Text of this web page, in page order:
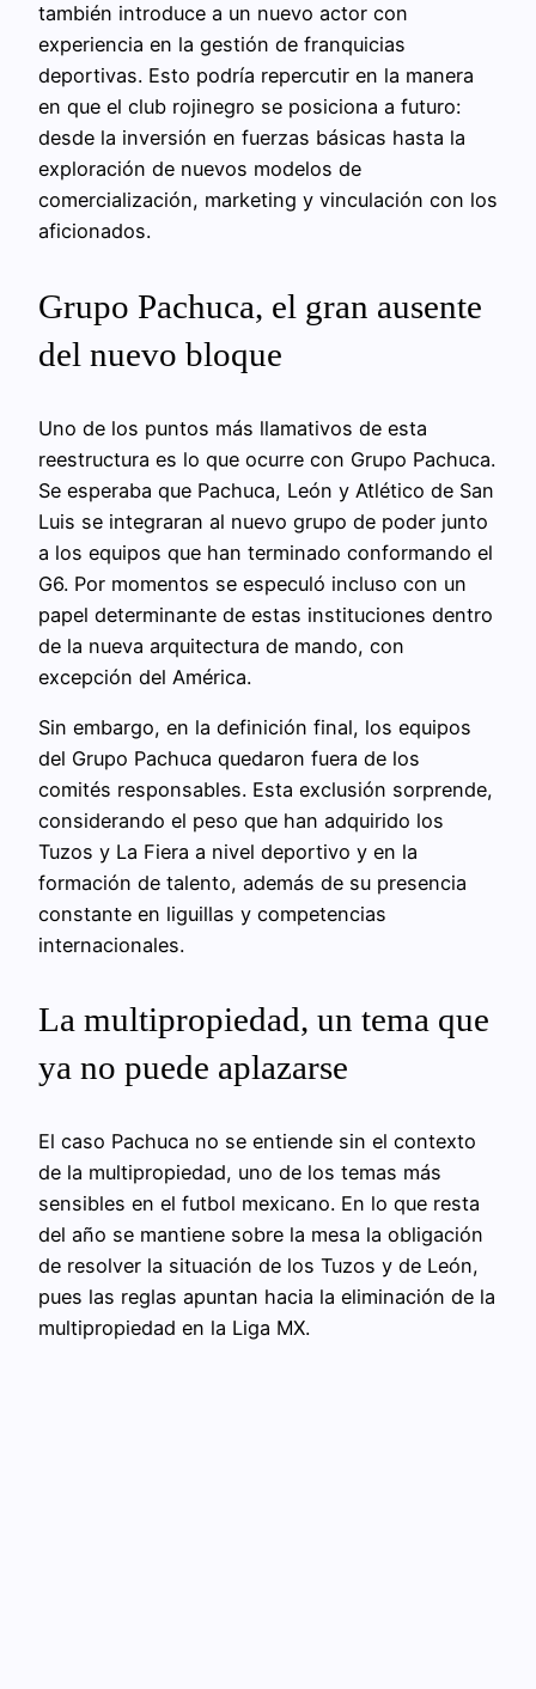
también introduce a un nuevo actor con
experiencia en la gestión de franquicias
deportivas. Esto podría repercutir en la manera
en que el club rojinegro se posiciona a futuro:
desde la inversión en fuerzas básicas hasta la
exploración de nuevos modelos de
comercialización, marketing y vinculación con los
aficionados.
Grupo Pachuca, el gran ausente
del nuevo bloque
Uno de los puntos más llamativos de esta
reestructura es lo que ocurre con Grupo Pachuca.
Se esperaba que Pachuca, León y Atlético de San
Luis se integraran al nuevo grupo de poder junto
a los equipos que han terminado conformando el
G6. Por momentos se especuló incluso con un
papel determinante de estas instituciones dentro
de la nueva arquitectura de mando, con
excepción del América.
Sin embargo, en la definición final, los equipos
del Grupo Pachuca quedaron fuera de los
comités responsables. Esta exclusión sorprende,
considerando el peso que han adquirido los
Tuzos y La Fiera a nivel deportivo y en la
formación de talento, además de su presencia
constante en liguillas y competencias
internacionales.
La multipropiedad, un tema que
ya no puede aplazarse
El caso Pachuca no se entiende sin el contexto
de la multipropiedad, uno de los temas más
sensibles en el futbol mexicano. En lo que resta
del año se mantiene sobre la mesa la obligación
de resolver la situación de los Tuzos y de León,
pues las reglas apuntan hacia la eliminación de la
multipropiedad en la Liga MX.